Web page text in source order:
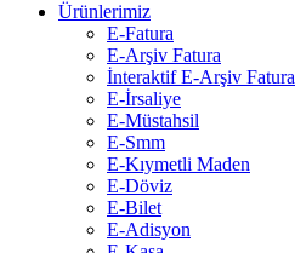
Ürünlerimiz
E-Fatura
E-Arşiv Fatura
İnteraktif E-Arşiv Fatura
E-İrsaliye
E-Müstahsil
E-Smm
E-Kıymetli Maden
E-Döviz
E-Bilet
E-Adisyon